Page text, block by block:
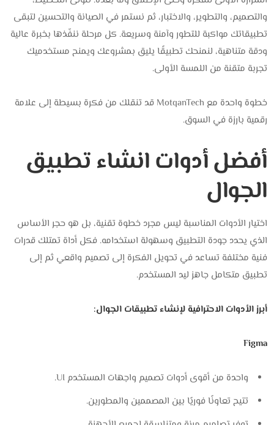
والتصميم، والتطوير، والاختبار، ثم نستمر في الصيانة والتحسين لتبقى
تطبيقاتك مواكبة للتطور وآمنة وسريعة. كل مرحلة ننفّذها بخبرة عالية
ودقة متناهية، لنمنحك تطبيقًا يليق بمشروعك ويمنح مستخدميك
تجربة متقنة من اللمسة الأولى.
خطوة واحدة مع MotqanTech قد تنقلك من فكرة بسيطة إلى علامة
رقمية بارزة في السوق.
أفضل أدوات انشاء تطبيق
الجوال
اختيار الأدوات المناسبة ليس مجرد خطوة تقنية، بل هو حجر الأساس
الذي يحدد جودة التطبيق وسهولة استخدامه. فكل أداة تمتلك قدرات
فنية مختلفة تساعد في تحويل الفكرة إلى تصميم واقعي ثم إلى
تطبيق متكامل جاهز ليد المستخدم.
أبرز الأدوات الاحترافية لإنشاء تطبيقات الجوال:
Figma
واحدة من أقوى أدوات تصميم واجهات المستخدم UI.
تتيح تعاونًا فوريًا بين المصممين والمطورين.